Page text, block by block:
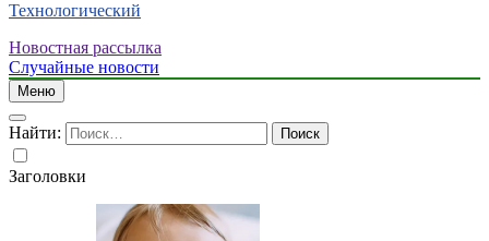
Технологический
Новостная рассылка
Случайные новости
Меню
Найти:
Заголовки